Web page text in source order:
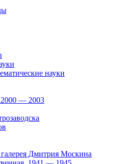
науки
— 2003
Дмитрия Москина